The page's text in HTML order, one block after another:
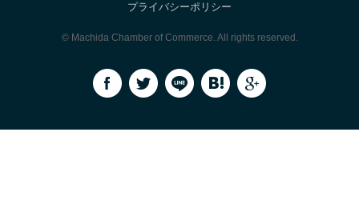
プライバシーポリシー
© Machida Chamber of Commerce. All rights reserved.